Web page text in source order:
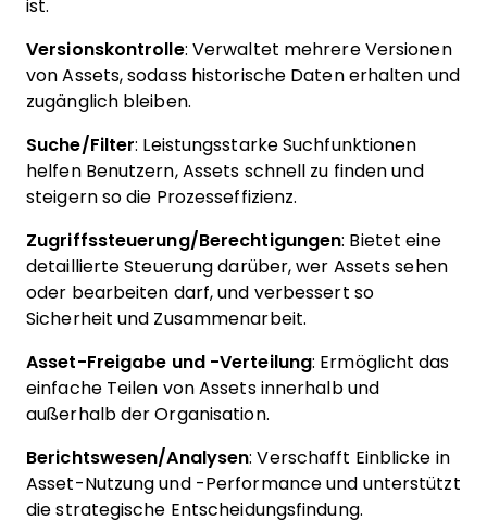
ist.
Versionskontrolle: Verwaltet mehrere Versionen
von Assets, sodass historische Daten erhalten und
zugänglich bleiben.
Suche/Filter: Leistungsstarke Suchfunktionen
helfen Benutzern, Assets schnell zu finden und
steigern so die Prozesseffizienz.
Zugriffssteuerung/Berechtigungen: Bietet eine
detaillierte Steuerung darüber, wer Assets sehen
oder bearbeiten darf, und verbessert so
Sicherheit und Zusammenarbeit.
Asset-Freigabe und -Verteilung: Ermöglicht das
einfache Teilen von Assets innerhalb und
außerhalb der Organisation.
Berichtswesen/Analysen: Verschafft Einblicke in
Asset-Nutzung und -Performance und unterstützt
die strategische Entscheidungsfindung.